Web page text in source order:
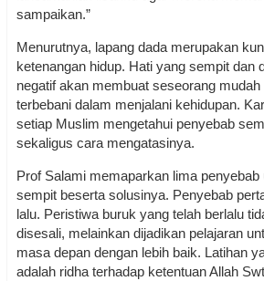
sampaikan.”
Menurutnya, lapang dada merupakan
ketenangan hidup. Hati yang sempit dan
negatif akan membuat seseorang
terbebani dalam menjalani kehidupan.
setiap Muslim mengetahui penyebab
sekaligus cara mengatasinya.
Prof Salami memaparkan lima
sempit beserta solusinya. Penyebab
lalu. Peristiwa buruk yang telah berlalu
disesali, melainkan dijadikan pelajaran
masa depan dengan lebih baik. Latihan
adalah ridha terhadap ketentuan Allah